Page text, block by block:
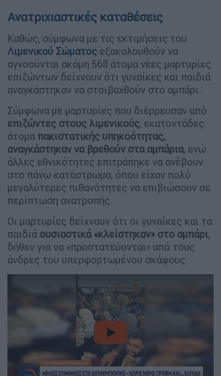
Ανατριχιαστικές καταθέσεις
Καθώς, σύμφωνα με τις εκτιμήσεις του
Λιμενικού Σώματος εξακολουθούν να
αγνοούνται ακόμη 568 άτομα νέες μαρτυρίες
επιζώντων δείχνουν ότι γυναίκες και παιδιά
αναγκάστηκαν να στοιβαχθούν στο αμπάρι.
Σύμφωνα με μαρτυρίες που διέρρευσαν από
επιζώντες στους λιμενικούς, εκατοντάδες
άτομα πακιστατικής υπηκοότητας,
αναγκάστηκαν να βρεθούν στα αμπάρια, ενώ
άλλες εθνικότητες επιτράπηκε να ανέβουν
στο πάνω κατάστρωμα, όπου είχαν πολύ
μεγαλύτερες πιθανότητες να επιβιώσουν σε
περίπτωση ανατροπής.
Οι μαρτυρίες δείχνουν ότι οι γυναίκες και τα
παιδιά ουσιαστικά «κλείστηκαν» στο αμπάρι,
δήθεν για να «προστατεύονται» από τους
άνδρες του υπερφορτωμένου σκάφους.
video